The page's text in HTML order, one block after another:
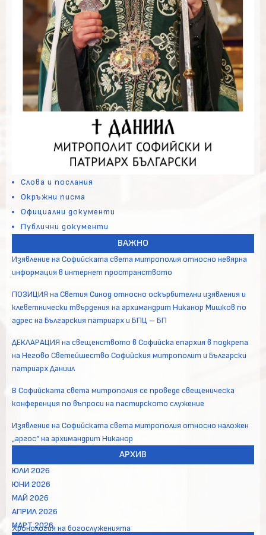
Слова и послания
Окръжни писма
Официални документи
Публични документи
ВАЖНО
Изявление на Софийската света митрополия относно невярна
информация в интернет пространството
ПОЗИЦИЯ на Светия Синод относно оскърбителни изявления и
клеветнически твърдения на архимандрит Никанор Мишков по
адрес на Българския патриарх и БПЦ – БП
ДЕКЛАРАЦИЯ на свещенството в Софийска епархия в подкрепа
на Негово Светейшество Софийския митрополит и Български
патриарх Даниил
В Софийската света митрополия се проведе свещеническа
конференция по въпроси на пастирското служение
Изявление на Софийската света митрополия относно наложен
„аргос“ на архимандрит Никанор
АРХИВ
ЮЛИ 2026
ЮНИ 2026
МАЙ 2026
АПРИЛ 2026
МАРТ 2026
Хронология на богослуженията